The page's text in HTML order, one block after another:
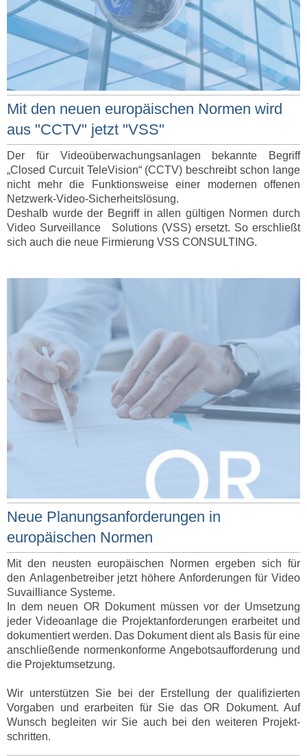
Mit den neuen europäischen Normen wird
aus "CCTV" jetzt "VSS"
Der für Videoüberwachungsanlagen bekannte Begriff
„Closed Curcuit TeleVision“ (CCTV) beschreibt schon lange
nicht mehr die Funktionsweise einer modernen offenen
Netzwerk-Video-Sicherheitslösung.
Deshalb wurde der Begriff in allen gültigen Normen durch
Video Surveillance Solutions (VSS) ersetzt. So erschließt
sich auch die neue Firmierung VSS CONSULTING.
Neue Planungsanforderungen in
europäischen Normen
Mit den neusten europäischen Normen ergeben sich für
den Anlagenbetreiber jetzt höhere Anforderungen für Video
Suvailliance Systeme.
In dem neuen OR Dokument müssen vor der Umsetzung
jeder Videoanlage die Projektanforderungen erarbeitet und
dokumentiert werden. Das Dokument dient als Basis für eine
anschließende normenkonforme Angebotsaufforderung und
die Projektumsetzung.
Wir unterstützen Sie bei der Erstellung der qualifizierten
Vorgaben und erarbeiten für Sie das OR Dokument. Auf
Wunsch begleiten wir Sie auch bei den weiteren Projekt-
schritten.